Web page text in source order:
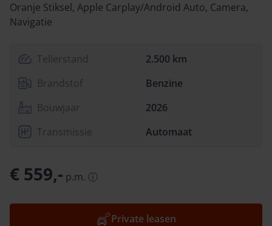
Oranje Stiksel, Apple Carplay/Android Auto, Camera,
Navigatie
Tellerstand
2.500 km
Brandstof
Benzine
Bouwjaar
2026
Transmissie
Automaat
€ 559,- p.m. ⓘ
Private leasen